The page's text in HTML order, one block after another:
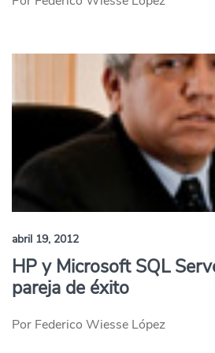
abril 19, 2012
HP y Microsoft SQL
pareja de éxito
Por Federico Wiesse López